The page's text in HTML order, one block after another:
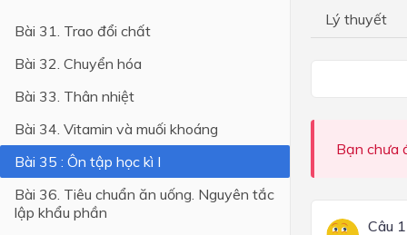
Lớp 11
Lớp 10
Lớp 9
Lớp 8
Lớp 7
Lớp 6
Bài 31. Trao đổi chất
Bài 32. Chuyển hóa
Bài 33. Thân nhiệt
Bài 34. Vitamin và muối khoáng
Bài 35 : Ôn tập học kì I
Bài 36. Tiêu chuẩn ăn uống. Nguyên tắc
lập khẩu phần
Lý thuyết
Bạn chưa
Câu 1